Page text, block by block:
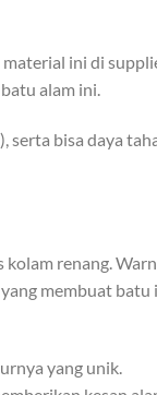
material ini di
alam ini.
serta bisa daya
renang.
membuat batu
yang unik.